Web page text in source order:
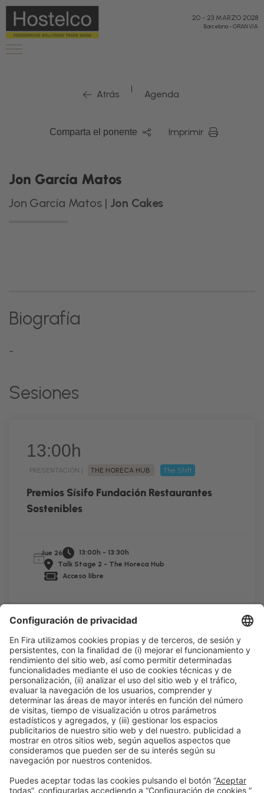
20 - 23 MARZO 2028
Barcelona-GRAN VIA
Atrás | Agenda
Comparta el ponente Imprimir
Jon García Matos
Jon García Matos | Jon Cakes
Biografía
-
Sesiones
13:00h
PRESENTACIÓN | THE HORECA HUB The Shift
Premios Sísifo Fundación Restaurantes
Sostenibles
Jue 26
13:00h - 13:30h
Talk Stage 2 - The Horeca Hub
Acceso libre
Información generalAviso legalPolítica de privacidad